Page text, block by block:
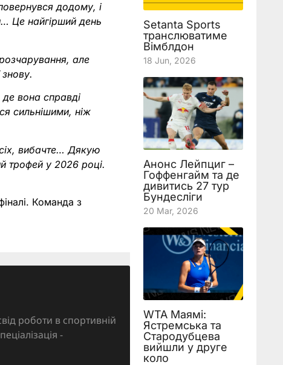
додому, і
Це найгірший день
але
вона справді
сильнішими, ніж
вибачте… Дякую
трофей у 2026 році.
Команда з
роботи в спортивній
-
Setanta Sports
транслюватиме
Вімблдон
18 Jun, 2026
Анонс Лейпциг –
Гоффенгайм та де
дивитись 27 тур
Бундесліги
20 Mar, 2026
WTA Маямі:
Ястремська та
Стародубцева
вийшли у друге
коло